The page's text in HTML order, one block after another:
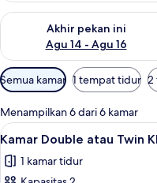
Akhir pekan ini
Agu 14 - Agu 16
Periksa ketersediaan untuk
Filter
tersedia
untuk
kamar
Semua kamar 1 tempat tidur 2
Menampilkan 6 dari 6 kamar
Lihat
semua
foto
4
Kamar Double atau Twin
1 kamar tidur